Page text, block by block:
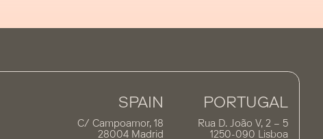
SPAIN
C/ Campoamor, 18
28004 Madrid
PORTUGAL
Rua D. João V, 2 – 5
1250-090 Lisboa